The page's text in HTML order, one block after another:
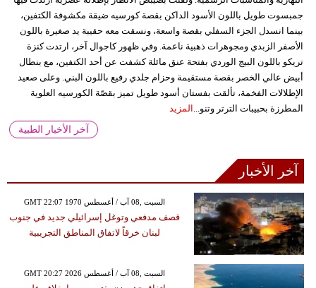
جمبسوت طويل باللون الأسود الداكن بقصة كورسيه ضيقة مكشوفة الكتفين،
بينما انسدل الجزء السفلي بقصة واسعة، ونسقت معه حقيبة يد صغيرة باللون
الأصفر الزبدي ومجوهرات ذهبية ناعمة. وفي ظهور كاجوال آخر، ارتدت كنزة
تريكو باللون البيج الوردي بفتحة عنق مائلة كشفت عن أحد الكتفين، مع بنطال
أبيض عالي الخصر بقصة مستقيمة وحزام جلدي رفيع باللون البني. وعلى صعيد
الإطلالات الفخمة، تألقت بفستان أسود طويل تميز بقصّة الكورسيه العلوية
المطرزة بحبيبات الترتر وتنو... المزيد
آخر الأخبار الطبية
آخر الأخبار
GMT 22:07 1970 السبت ,08 آب / أغسطس
قصف مدفعي وتوغل إسرائيلي جديد في جنوب
لبنان خرقاً لاتفاق المناطق التجريبية
GMT 20:27 2026 السبت ,08 آب / أغسطس